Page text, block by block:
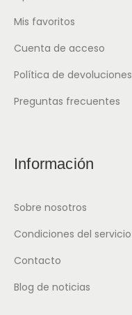
Mis favoritos
Cuenta de acceso
Política de devoluciones
Preguntas frecuentes
Información
Sobre nosotros
Condiciones del servicio
Contacto
Blog de noticias